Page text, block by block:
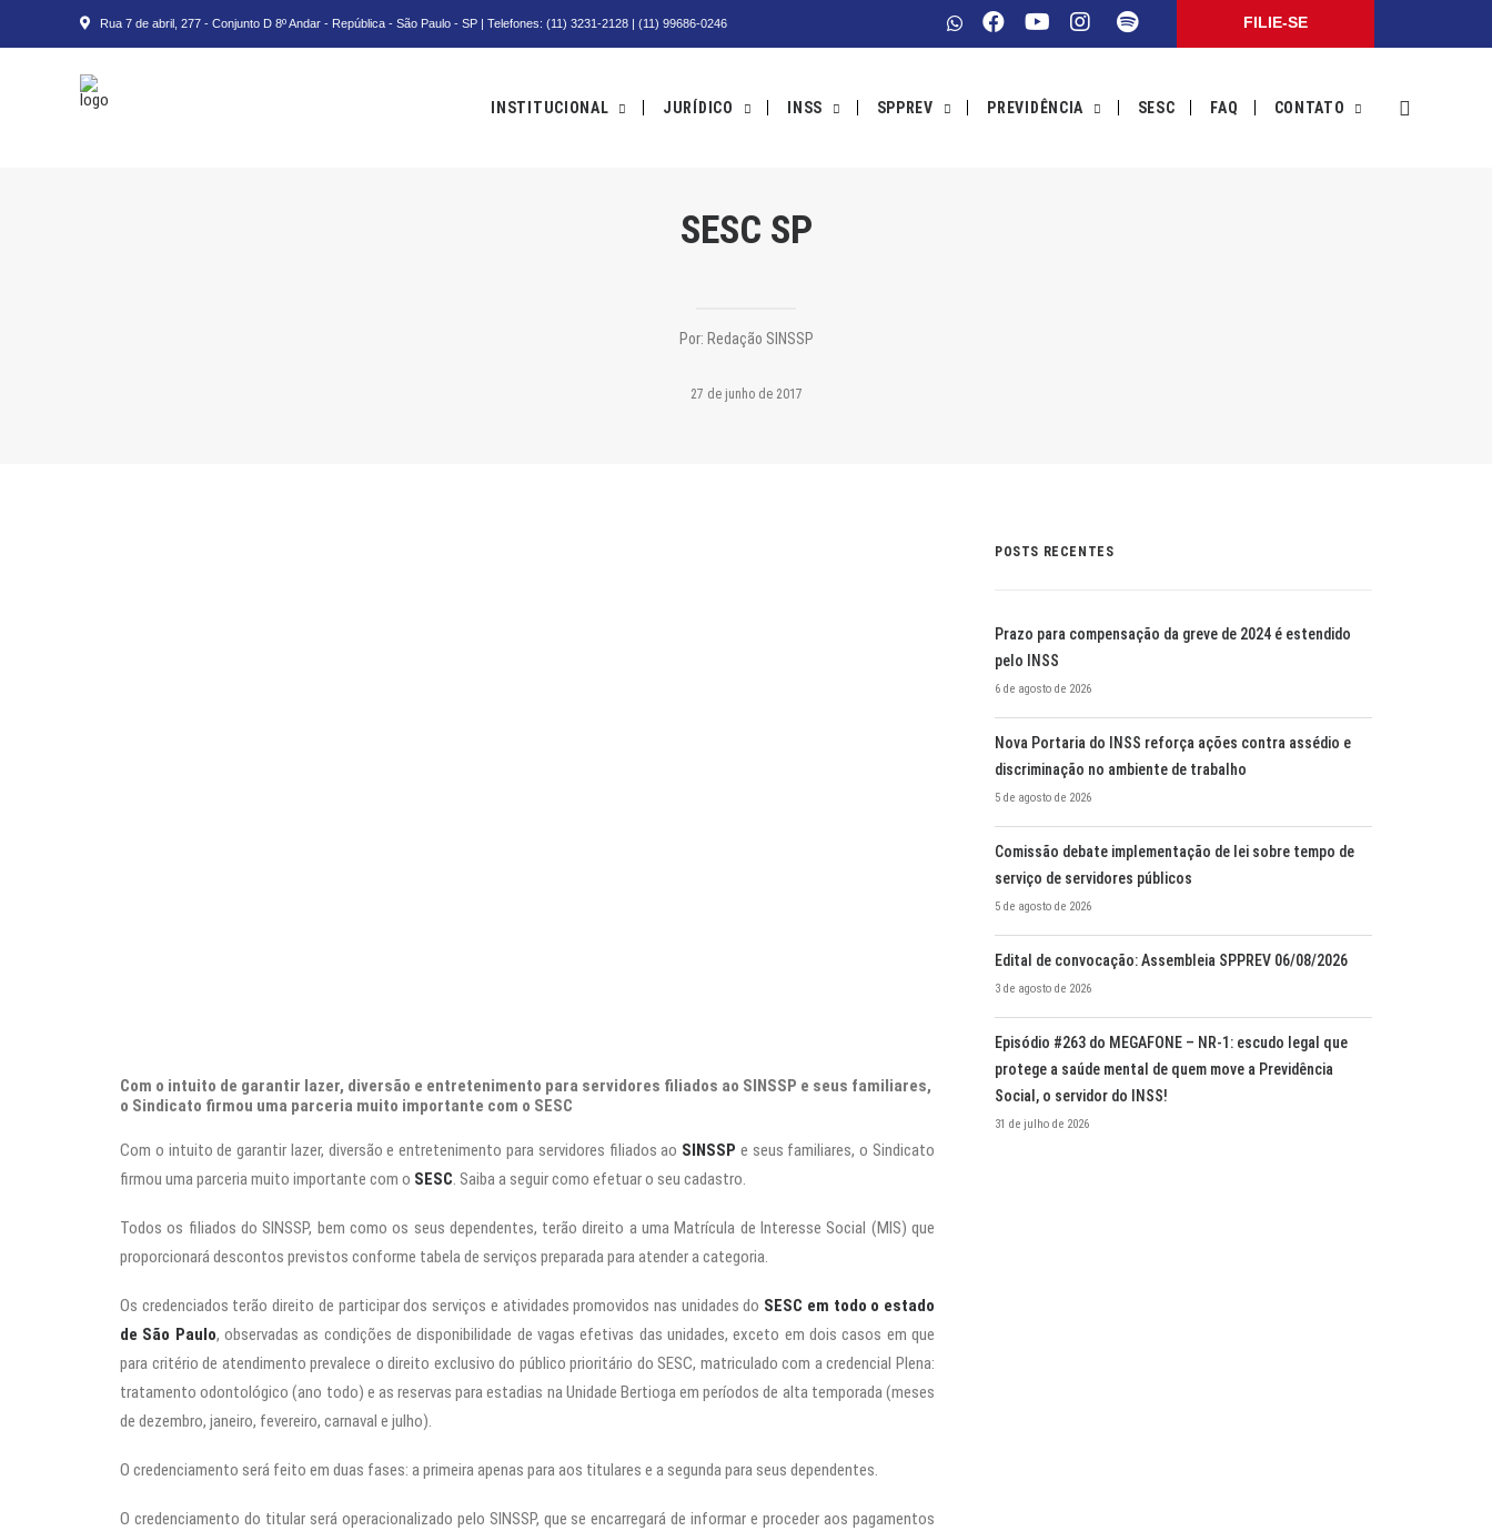
Rua 7 de abril, 277 - Conjunto D 8º Andar - República - São Paulo - SP | Telefones: (11) 3231-2128 | (11) 99686-0246 FILIE-SE
INSTITUCIONAL JURÍDICO INSS SPPREV PREVIDÊNCIA SESC FAQ CONTATO
SESC SP
Por: Redação SINSSP
27 de junho de 2017
Com o intuito de garantir lazer, diversão e entretenimento para servidores filiados ao SINSSP e seus familiares,
o Sindicato firmou uma parceria muito importante com o SESC
Com o intuito de garantir lazer, diversão e entretenimento para servidores filiados ao SINSSP e seus familiares, o Sindicato
firmou uma parceria muito importante com o SESC. Saiba a seguir como efetuar o seu cadastro.
Todos os filiados do SINSSP, bem como os seus dependentes, terão direito a uma Matrícula de Interesse Social (MIS) que
proporcionará descontos previstos conforme tabela de serviços preparada para atender a categoria.
Os credenciados terão direito de participar dos serviços e atividades promovidos nas unidades do SESC em todo o estado
de São Paulo, observadas as condições de disponibilidade de vagas efetivas das unidades, exceto em dois casos em que
para critério de atendimento prevalece o direito exclusivo do público prioritário do SESC, matriculado com a credencial Plena:
tratamento odontológico (ano todo) e as reservas para estadias na Unidade Bertioga em períodos de alta temporada (meses
de dezembro, janeiro, fevereiro, carnaval e julho).
O credenciamento será feito em duas fases: a primeira apenas para aos titulares e a segunda para seus dependentes.
O credenciamento do titular será operacionalizado pelo SINSSP, que se encarregará de informar e proceder aos pagamentos
POSTS RECENTES
Prazo para compensação da greve de 2024 é estendido
pelo INSS
6 de agosto de 2026
Nova Portaria do INSS reforça ações contra assédio e
discriminação no ambiente de trabalho
5 de agosto de 2026
Comissão debate implementação de lei sobre tempo de
serviço de servidores públicos
5 de agosto de 2026
Edital de convocação: Assembleia SPPREV 06/08/2026
3 de agosto de 2026
Episódio #263 do MEGAFONE – NR-1: escudo legal que
protege a saúde mental de quem move a Previdência
Social, o servidor do INSS!
31 de julho de 2026